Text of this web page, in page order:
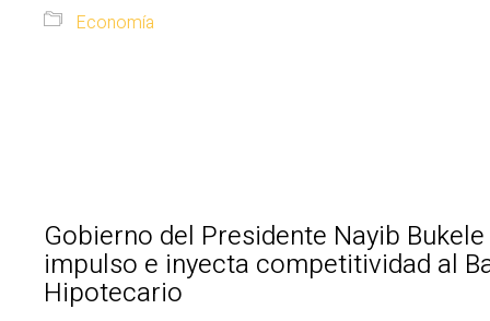
Economía
Gobierno del Presidente Nayib
impulso e inyecta competitividad al
Hipotecario